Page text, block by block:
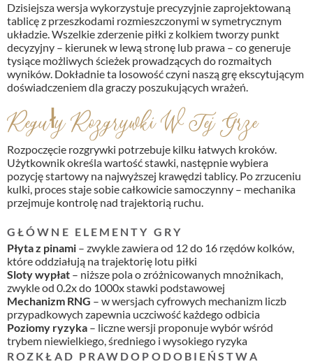
Dzisiejsza wersja wykorzystuje precyzyjnie zaprojektowaną
tablicę z przeszkodami rozmieszczonymi w symetrycznym
układzie. Wszelkie zderzenie piłki z kolkiem tworzy punkt
decyzyjny – kierunek w lewą stronę lub prawa – co generuje
tysiące możliwych ścieżek prowadzących do rozmaitych
wyników. Dokładnie ta losowość czyni naszą grę ekscytującym
doświadczeniem dla graczy poszukujących wrażeń.
Reguły Rozgrywki W Tej Grze
Rozpoczęcie rozgrywki potrzebuje kilku łatwych kroków.
Użytkownik określa wartość stawki, następnie wybiera
pozycję startowy na najwyższej krawędzi tablicy. Po zrzuceniu
kulki, proces staje sobie całkowicie samoczynny – mechanika
przejmuje kontrolę nad trajektorią ruchu.
GŁÓWNE ELEMENTY GRY
Płyta z pinami – zwykle zawiera od 12 do 16 rzędów kolków,
które oddziałują na trajektorię lotu piłki
Sloty wypłat – niższe pola o zróżnicowanych mnożnikach,
zwykle od 0.2x do 1000x stawki podstawowej
Mechanizm RNG – w wersjach cyfrowych mechanizm liczb
przypadkowych zapewnia uczciwość każdego odbicia
Poziomy ryzyka – liczne wersji proponuje wybór wśród
trybem niewielkiego, średniego i wysokiego ryzyka
ROZKŁAD PRAWDOPODOBIEŃSTWA